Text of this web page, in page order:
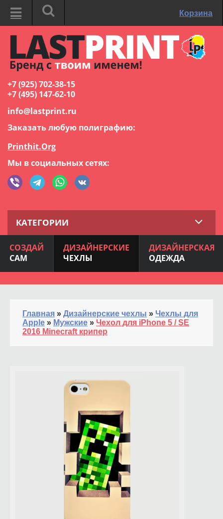
Корзина
+7 (925) 702-38-15
+7 (495) 147-62-10
info@lastprint.ru
Заказать любую полиграфию:
Printhit.Org
Мы в социальных сетях:
КАТЕГОРИИ
СОЗДАЙ
САМ
ДИЗАЙНЕРСКИЕ
ЧЕХЛЫ
ДИЗАЙНЕРСКАЯ
ОДЕЖДА
Главная » Дизайнерские чехлы » Чехлы для
Apple » Мужские » Чехол для iPhone 5 / SE
2016 Minecraft крипер